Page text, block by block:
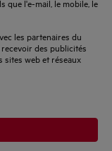
que l'e-mail, le mobile, le
les partenaires du
des publicités
sites web et réseaux